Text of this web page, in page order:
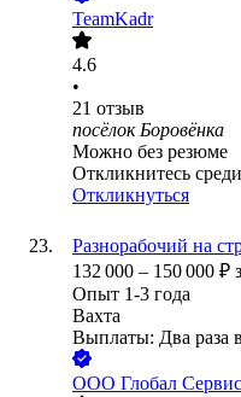
TeamKadr
4.6
•
21 отзыв
посёлок Боровёнка
Можно без резюме
Откликнитесь
Откликнуться
Разнорабочий на
132 000 – 150 000 ₽
Опыт 1-3 года
Вахта
Выплаты: Два раза
ООО Глобал Сервис